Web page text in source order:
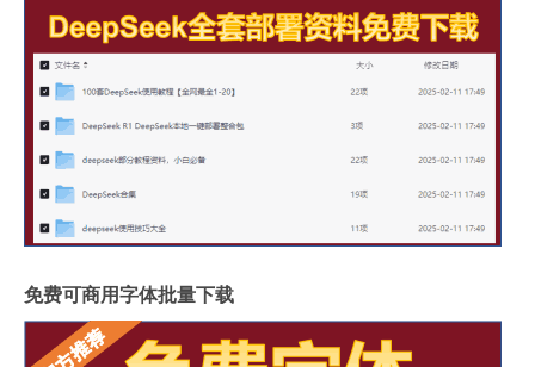
免费可商用字体批量下载